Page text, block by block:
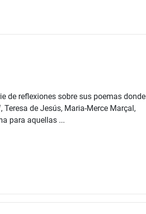
de reflexiones sobre sus poemas donde
de Jesús, Maria-Merce Marçal,
para aquellas ...